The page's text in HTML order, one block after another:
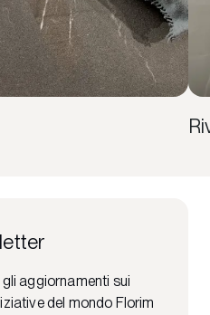
aggiornamenti sui
del mondo Florim